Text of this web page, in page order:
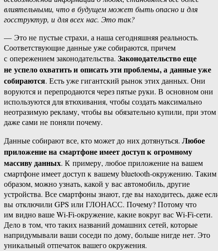
влиятельными, что в будущем может быть опасно и для
госструктур, и для всех нас. Это так?
— Это не пустые страхи, а наша сегодняшняя реальность.
Соответствующие данные уже собираются, причем
с опережением законодательства. Законодательство еще
не успело охватить и описать эти проблемы, а данные уже
собираются. Есть уже гигантский рынок этих данных. Они
воруются и перепродаются через пятые руки. В основном они
используются для втюхивания, чтобы создать максимально
неотразимую рекламу, чтобы вы обязательно купили, при этом
даже сами не поняли почему.
Данные собирают все, кто может до них дотянуться. Любое
приложение на смартфоне имеет доступ к огромному
массиву данных. К примеру, любое приложение на вашем
смартфоне имеет доступ к вашему bluetooth-окружению. Таким
образом, можно узнать, какой у вас автомобиль, другие
устройства. Все смартфоны знают, где вы находитесь, даже
вы отключили GPS или ГЛОНАСС. Почему? Потому что
им видно ваше Wi-Fi-окружение, какие вокруг вас Wi-Fi-сети.
Дело в том, что таких названий домашних сетей, которые
напридумывали ваши соседи по дому, больше нигде нет. Это
уникальный отпечаток вашего окружения.